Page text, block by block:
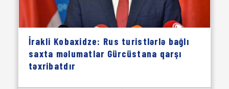
İrakli Kobaxidze: Rus turistlərlə bağlı
saxta məlumatlar Gürcüstana qarşı
təxribatdır